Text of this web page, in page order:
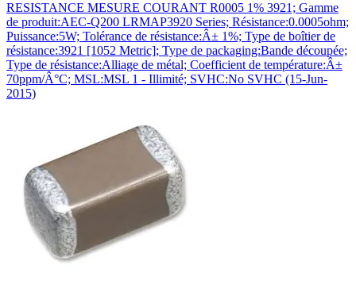
RESISTANCE MESURE COURANT R0005 1% 3921; Gamme
de produit:AEC-Q200 LRMAP3920 Series; Résistance:0.0005ohm;
Puissance:5W; Tolérance de résistance:Â± 1%; Type de boîtier de
résistance:3921 [1052 Metric]; Type de packaging:Bande découpée;
Type de résistance:Alliage de métal; Coefficient de température:Â±
70ppm/Â°C; MSL:MSL 1 - Illimité; SVHC:No SVHC (15-Jun-
2015)